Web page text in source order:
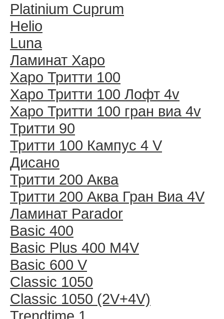
Platinium Cuprum
Helio
Luna
Ламинат Харо
Харо Тритти 100
Харо Тритти 100 Лофт 4v
Харо Тритти 100 гран виа 4v
Тритти 90
Тритти 100 Кампус 4 V
Дисано
Тритти 200 Аква
Тритти 200 Аква Гран Виа 4V
Ламинат Parador
Basic 400
Basic Plus 400 M4V
Basic 600 V
Classic 1050
Classic 1050 (2V+4V)